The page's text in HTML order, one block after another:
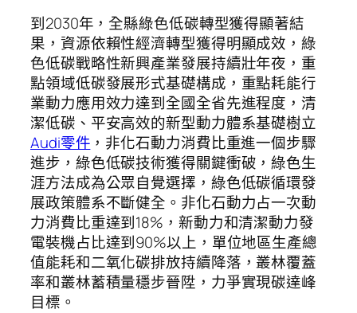
到2030年，全縣綠色低碳轉型獲得顯著結
果，資源依賴性經濟轉型獲得明顯成效，綠
色低碳戰略性新興產業發展持續壯年夜，重
點領域低碳發展形式基礎構成，重點耗能行
業動力應用效力達到全國全省先進程度，清
潔低碳、平安高效的新型動力體系基礎樹立
Audi零件 ，非化石動力消費比重進一個步驟
進步，綠色低碳技術獲得關鍵衝破，綠色生
涯方法成為公眾自覺選擇，綠色低碳循環發
展政策體系不斷健全。非化石動力占一次動
力消費比重達到18%，新動力和清潔動力發
電裝機占比達到90%以上，單位地區生產總
值能耗和二氧化碳排放持續降落，叢林覆蓋
率和叢林蓄積量穩步晉陞，力爭實現碳達峰
目標。